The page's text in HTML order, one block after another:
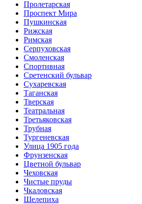
Пролетарская
Проспект Мира
Пушкинская
Рижская
Римская
Серпуховская
Смоленская
Спортивная
Сретенский бульвар
Сухаревская
Таганская
Тверская
Театральная
Третьяковская
Трубная
Тургеневская
Улица 1905 года
Фрунзенская
Цветной бульвар
Чеховская
Чистые пруды
Чкаловская
Шелепиха